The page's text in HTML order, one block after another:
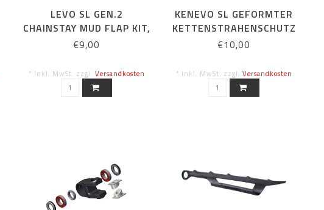
LEVO SL GEN.2
CHAINSTAY MUD FLAP KIT,
W/ BOLTS
€9,00
* Inkl. MwSt. zzgl. Versandkosten
KENEVO SL GEFORMTER
KETTENSTRAHENSCHUTZ
€10,00
* Inkl. MwSt. zzgl. Versandkosten